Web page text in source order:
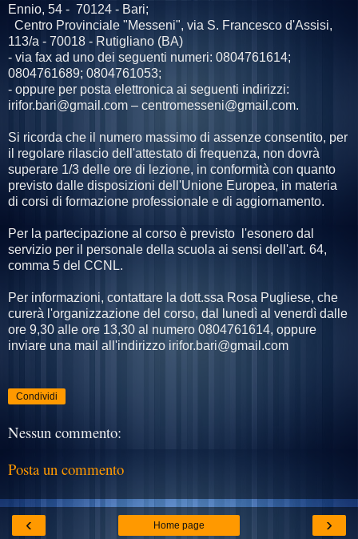
Ennio, 54 - 70124 - Bari;
Centro Provinciale "Messeni", via S. Francesco d'Assisi,
113/a - 70018 - Rutigliano (BA)
- via fax ad uno dei seguenti numeri: 0804761614;
0804761689; 0804761053;
- oppure per posta elettronica ai seguenti indirizzi:
irifor.bari@gmail.com – centromesseni@gmail.com.
Si ricorda che il numero massimo di assenze consentito, per
il regolare rilascio dell'attestato di frequenza, non dovrà
superare 1/3 delle ore di lezione, in conformità con quanto
previsto dalle disposizioni dell'Unione Europea, in materia
di corsi di formazione professionale e di aggiornamento.
Per la partecipazione al corso è previsto l'esonero dal
servizio per il personale della scuola ai sensi dell'art. 64,
comma 5 del CCNL.
Per informazioni, contattare la dott.ssa Rosa Pugliese, che
curerà l'organizzazione del corso, dal lunedì al venerdì dalle
ore 9,30 alle ore 13,30 al numero 0804761614, oppure
inviare una mail all'indirizzo irifor.bari@gmail.com
Condividi
Nessun commento:
Posta un commento
‹ ›
Home page